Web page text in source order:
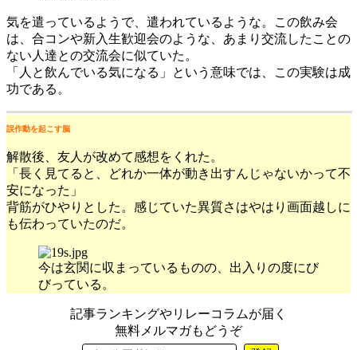
気を遣っているようで、遣われているような。この飲み会
は、合コンや新入生歓迎会のような、あまり交流したことの
ない人達との交流会に似ていた。
「人と飲んでいる気になる」という意味では、この実験は成
功である。
誤作動を起こす脳
解散後、友人が改めて感想をくれた。
「長く見てると、どれか一体が動き出すんじゃないかって不
安になった」
背筋がひやりとした。感じていた異質さはやはり画面越しに
も伝わっていたのだ。
今は玄関に収まっているものの、出入りの度にび
びっている。
記事ランキングやリレーコラムが届く
無料メルマガもどうぞ